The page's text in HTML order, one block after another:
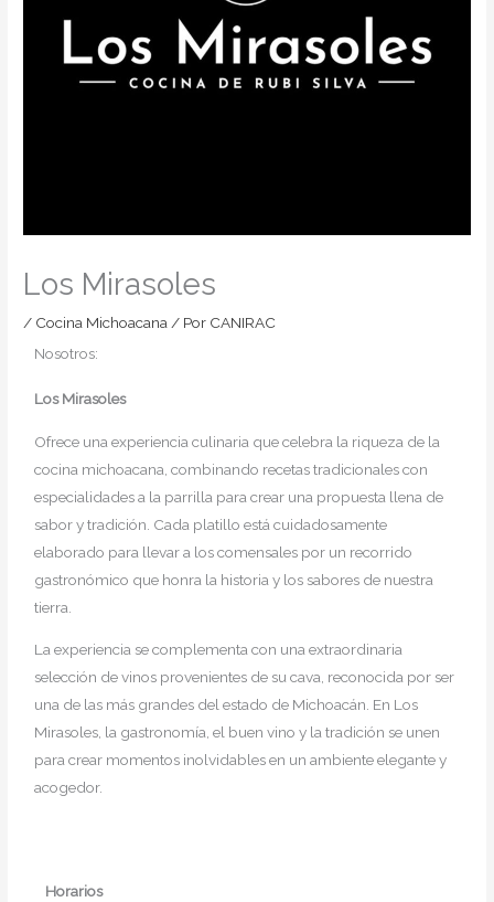
Los Mirasoles
/ Cocina Michoacana / Por CANIRAC
Nosotros:
Los Mirasoles
Ofrece una experiencia culinaria que celebra la riqueza de la
cocina michoacana, combinando recetas tradicionales con
especialidades a la parrilla para crear una propuesta llena de
sabor y tradición. Cada platillo está cuidadosamente
elaborado para llevar a los comensales por un recorrido
gastronómico que honra la historia y los sabores de nuestra
tierra.
La experiencia se complementa con una extraordinaria
selección de vinos provenientes de su cava, reconocida por ser
una de las más grandes del estado de Michoacán. En Los
Mirasoles, la gastronomía, el buen vino y la tradición se unen
para crear momentos inolvidables en un ambiente elegante y
acogedor.
Horarios